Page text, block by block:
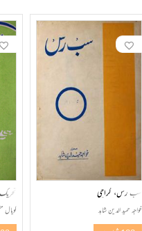
سب رس، کراچی
خواجہ حمید الدین شاہد گوپال